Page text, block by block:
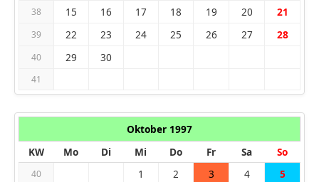
38 15 16 17 18 19 20 21
39 22 23 24 25 26 27 28
40 29 30
41
Oktober 1997
KW
Mo Di Mi Do Fr Sa So
40 1 2 3 4 5